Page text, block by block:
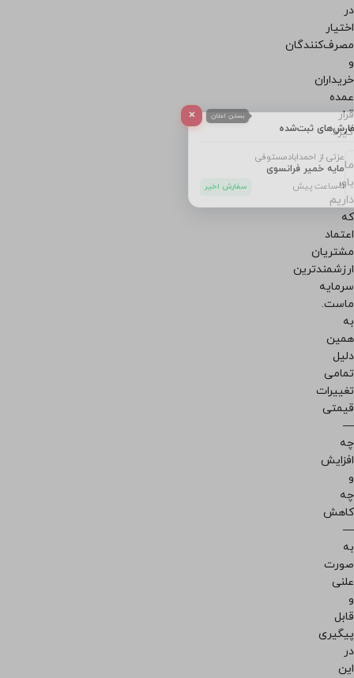
در
اختیار
مصرف‌کنندگان
و
خریداران
عمده
قرار
گیرد.
ما
باور
داریم
که
اعتماد
مشتریان
ارزشمندترین
سرمایه
ماست.
به
همین
دلیل
تمامی
تغییرات
قیمتی
—
چه
افزایش
و
چه
کاهش
—
به
صورت
علنی
و
قابل
پیگیری
در
این
بستن اعلان
آخرین سفارش‌های ثبت‌شده
عزتی از احمدابادمستوفی
مایه خمیر فرانسوی
11 ساعت پیش